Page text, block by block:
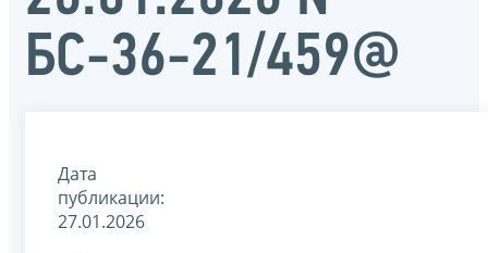
БС-36-21/459@
Дата
публикации:
27.01.2026